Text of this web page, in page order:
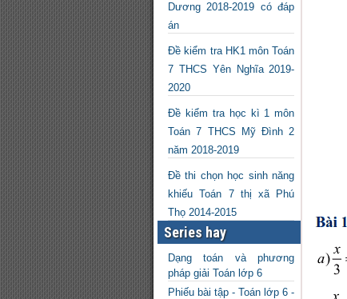
Dương 2018-2019 có đáp
án
Đề kiểm tra HK1 môn Toán
7 THCS Yên Nghĩa 2019-
2020
Đề kiểm tra học kì 1 môn
Toán 7 THCS Mỹ Đình 2
năm 2018-2019
Đề thi chọn học sinh năng
khiếu Toán 7 thị xã Phú
Thọ 2014-2015
Series hay
Dạng toán và phương
pháp giải Toán lớp 6
Phiếu bài tập - Toán lớp 6 -